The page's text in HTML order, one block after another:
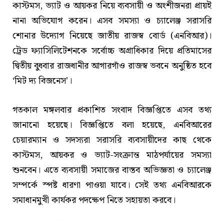
কাস্টমস, ভ্যাট ও আয়কর নিয়ে ব্যবসায়ী ও অংশীজনরা প্রায়ই
নানা অভিযোগ করেন। এসব সমস্যা ও চ্যালেঞ্জ সরাসরি
শোনার উদ্যোগ নিয়েছে জাতীয় রাজস্ব বোর্ড (এনবিআর)।
ট্রেড ফ্যাসিলিটেশনকে সর্বোচ্চ অগ্রাধিকার দিয়ে প্রতিমাসের
দ্বিতীয় বুধবার রাজধানীর আগারগাঁও রাজস্ব ভবনে অনুষ্ঠিত হবে
‘মিট দ্য বিজনেস’।
গতকাল মঙ্গলবার প্রকাশিত সংবাদ বিজ্ঞপ্তিতে এসব তথ্য
জানানো হয়েছে। বিজ্ঞপ্তিতে বলা হয়েছে, এনবিআরের
চেয়ারম্যান ও সদস্যরা সরাসরি ব্যবসায়ীদের কাছ থেকে
কাস্টমস, আয়কর ও ভ্যাট-সংক্রান্ত মাঠপর্যায়ের সমস্যা
শুনবেন। এতে ব্যবসায়ী সমাজের বাস্তব অভিজ্ঞতা ও চ্যালেঞ্জ
সম্পর্কে স্পষ্ট ধারণা পাওয়া যাবে। সেই তথ্য এনবিআরকে
সমাধানমুখী কার্যকর পদক্ষেপ নিতে সহায়তা করবে।